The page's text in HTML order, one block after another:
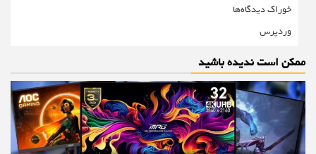
خوراک دیدگاه‌ها
وردپرس
ممکن است ندیده باشید